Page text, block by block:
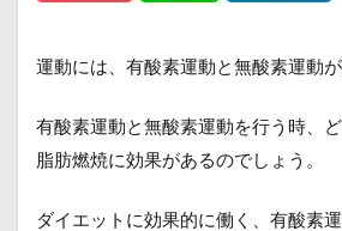
運動には、有酸素運動と無酸素運動が
有酸素運動と無酸素運動を行う時、
脂肪燃焼に効果があるのでしょう。
ダイエットに効果的に働く、有酸素